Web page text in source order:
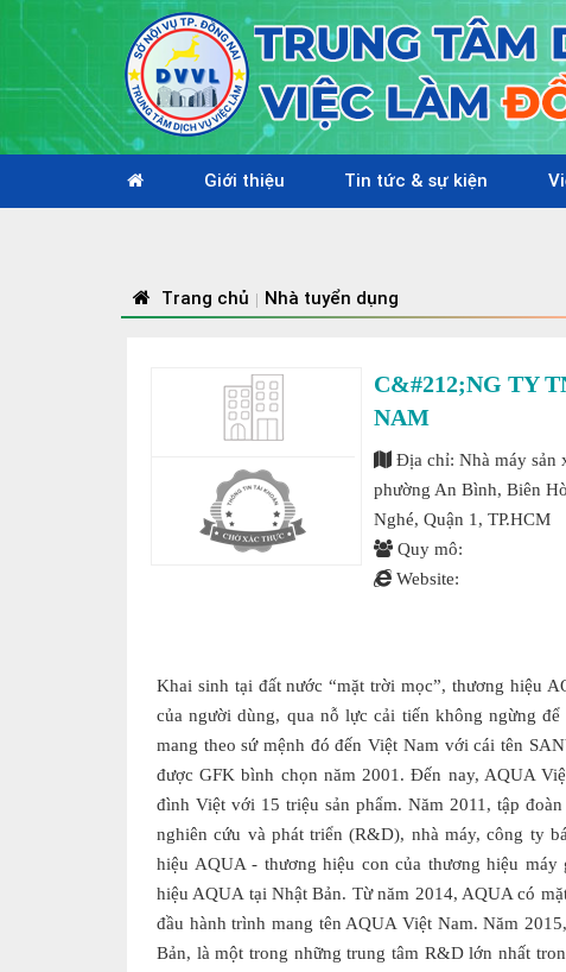
Giới thiệu Tin tức & sự kiện
Trang chủ | Nhà tuyển dụng
C&#212;NG TY
NAM
Địa chỉ: Nhà máy sản
phường An Bình, Biên
Nghé, Quận 1, TP.HCM
Quy mô:
Website:
Khai sinh tại đất nước “mặt trời mọc”, thương hiệu
của người dùng, qua nỗ lực cải tiến không ngừng
mang theo sứ mệnh đó đến Việt Nam với cái tên
được GFK bình chọn năm 2001. Đến nay, AQUA
đình Việt với 15 triệu sản phẩm. Năm 2011, tập
nghiên cứu và phát triển (R&D), nhà máy, công ty
hiệu AQUA - thương hiệu con của thương hiệu
hiệu AQUA tại Nhật Bản. Từ năm 2014, AQUA có
đầu hành trình mang tên AQUA Việt Nam. Năm
Bản, là một trong những trung tâm R&D lớn nhất